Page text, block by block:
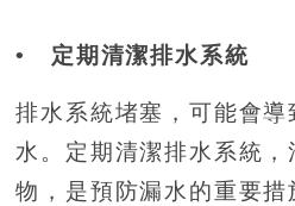
• 定期清潔排水系統
排水系統堵塞，可能會
水。定期清潔排水系統
物，是預防漏水的重要措